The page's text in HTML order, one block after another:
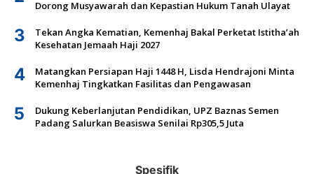
Dorong Musyawarah dan Kepastian Hukum Tanah Ulayat
3
Tekan Angka Kematian, Kemenhaj Bakal Perketat Istitha’ah
Kesehatan Jemaah Haji 2027
4
Matangkan Persiapan Haji 1448 H, Lisda Hendrajoni Minta
Kemenhaj Tingkatkan Fasilitas dan Pengawasan
5
Dukung Keberlanjutan Pendidikan, UPZ Baznas Semen
Padang Salurkan Beasiswa Senilai Rp305,5 Juta
Spesifik